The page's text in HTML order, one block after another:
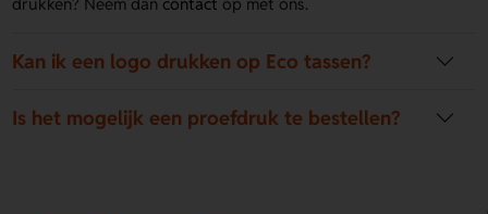
Kan ik een logo drukken op Eco tassen?
Is het mogelijk een proefdruk te bestellen?